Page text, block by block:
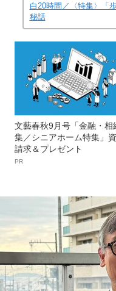
白20時間／〈特集〉「
秘話
文藝春秋9月号「金融・相
集／シニアホーム特集」
請求＆プレゼント
PR